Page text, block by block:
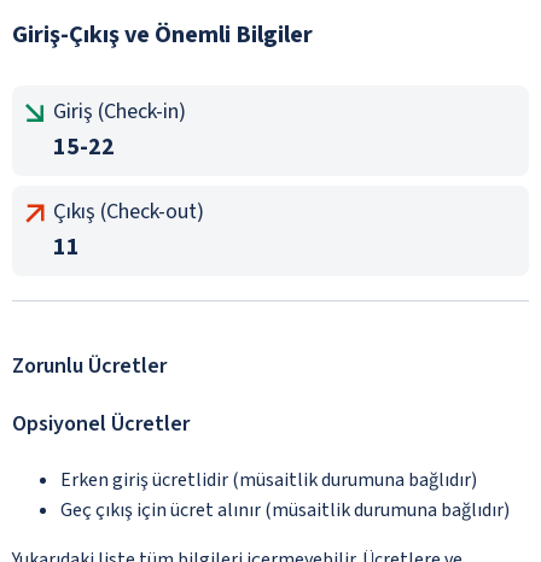
Giriş-Çıkış ve Önemli Bilgiler
Giriş (Check-in)
15-22
Çıkış (Check-out)
11
Zorunlu Ücretler
Opsiyonel Ücretler
Erken giriş ücretlidir (müsaitlik durumuna bağlıdır)
Geç çıkış için ücret alınır (müsaitlik durumuna bağlıdır)